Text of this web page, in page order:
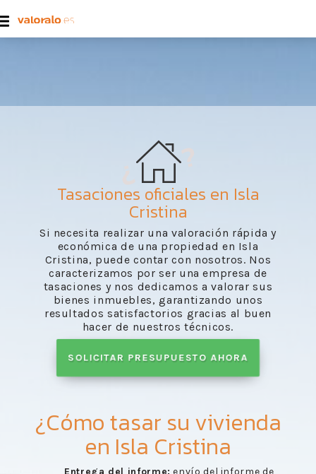
Tasaciones oficiales en Isla
Cristina
Si necesita realizar una valoración rápida y
económica de una propiedad en Isla
Cristina, puede contar con nosotros. Nos
caracterizamos por ser una empresa de
tasaciones y nos dedicamos a valorar sus
bienes inmuebles, garantizando unos
resultados satisfactorios gracias al buen
hacer de nuestros técnicos.
SOLICITAR PRESUPUESTO AHORA
¿Cómo tasar su vivienda
en Isla Cristina
Entrega del informe: envío del informe de